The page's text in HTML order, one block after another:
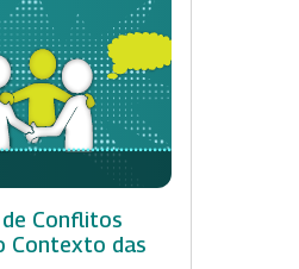
Conflitos
Contexto das